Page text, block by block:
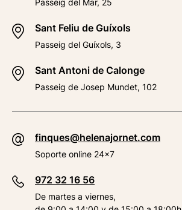
Passeig del Mar, 25
Sant Feliu de Guíxols
Passeig del Guíxols, 3
Sant Antoni de Calonge
Passeig de Josep Mundet, 102
finques@helenajornet.com
Soporte online 24x7
972 32 16 56
De martes a viernes,